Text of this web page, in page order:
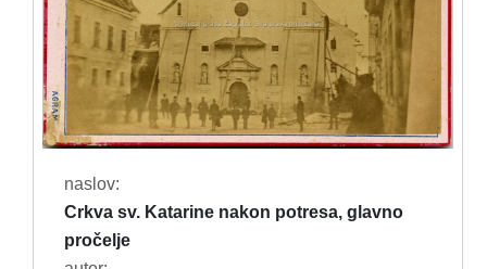
naslov:
Crkva sv. Katarine nakon potresa, glavno
pročelje